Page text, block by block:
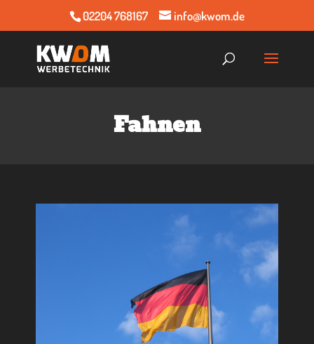
02204 768167 info@kwom.de
Fah­nen